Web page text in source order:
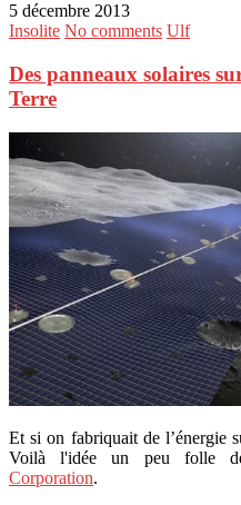
5 décembre 2013
Insolite No comments Ulf
Des panneaux solaires
Terre
Et si on fabriquait de l’énergie
Voilà l'idée un peu folle
Corporation.